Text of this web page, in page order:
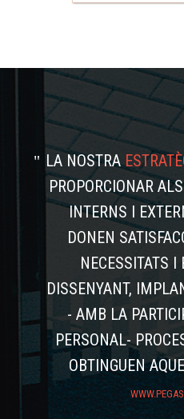
LA NOSTRA
PROPORCIONAR
INTERNS I
DONEN
NECESSITATS I
DISSENYANT,
- AMB LA
PERSONAL-
OBTINGUEN